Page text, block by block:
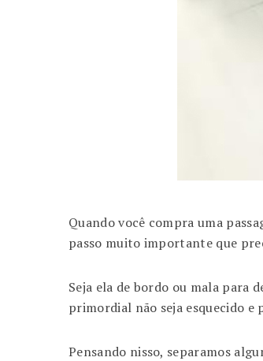
Quando você compra uma
passo muito importante que
Seja ela de bordo ou mala para
primordial não seja esquecido
Pensando nisso, separamos